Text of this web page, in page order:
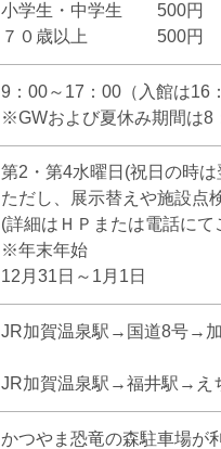
小学生・中学生 500円
７０歳以上 500円
9：00～17：00（入館は16
※GWおよび夏休み期間は8
第2・第4水曜日(祝日の時
ただし、展示替えや施設点
(詳細はＨＰまたは電話にて
※年末年始
12月31日～1月1日
JR加賀温泉駅→国道8号→
JR加賀温泉駅→福井駅→え
かつやま恐竜の森駐車場が